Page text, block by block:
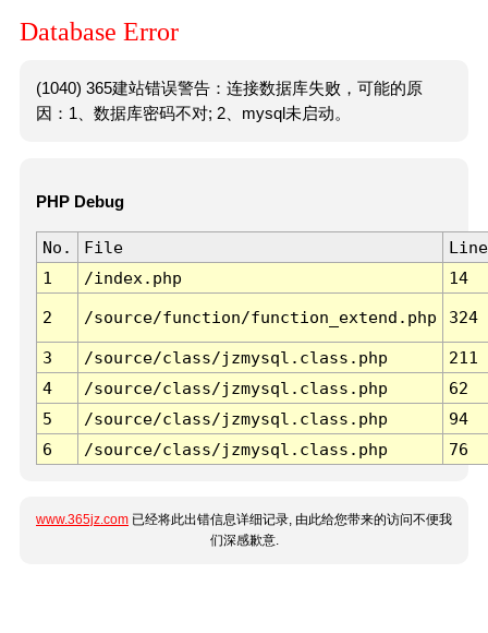
Database Error
(1040) 365建站错误警告：连接数据库失败，可能的原
因：1、数据库密码不对; 2、mysql未启动。
PHP Debug
No. File
Line
1
/index.php 14
2 /source/function/function_extend.php 324
3 /source/class/jzmysql.class.php
211
4
/source/class/jzmysql.class.php
62
5
/source/class/jzmysql.class.php
94
6
/source/class/jzmysql.class.php 76
www.365jz.com 已经将此出错信息详细记录, 由此给您带来的访问不便我
们深感歉意.